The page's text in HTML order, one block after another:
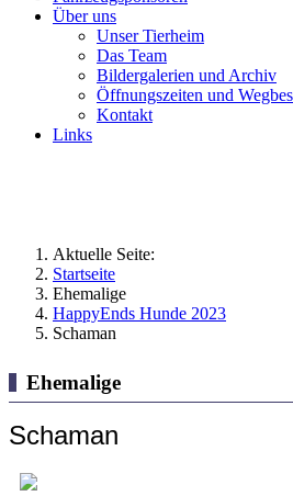
Über uns
Unser Tierheim
Das Team
Bildergalerien und Archiv
Öffnungszeiten und
Kontakt
Links
Aktuelle Seite:
Startseite
Ehemalige
HappyEnds Hunde 2023
Schaman
Ehemalige
Schaman